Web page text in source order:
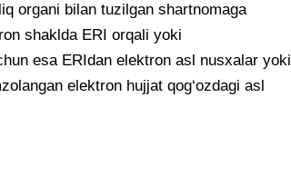
organi bilan tuzilgan shartnomaga
shaklda ERI orqali yoki
esa ERIdan elektron asl nusxalar yoki
elektron hujjat qog‘ozdagi asl